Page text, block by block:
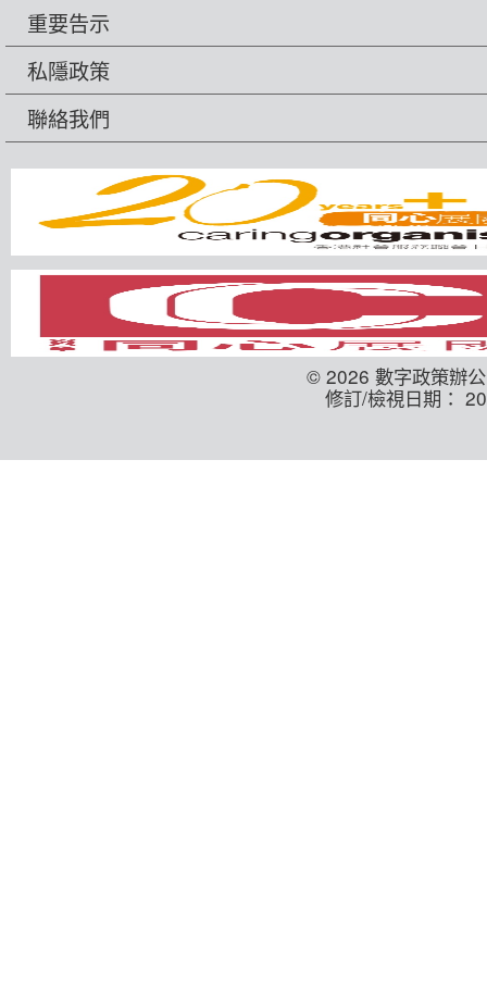
重要告示
私隱政策
聯絡我們
© 2026 數字政策辦
修訂/檢視日期：